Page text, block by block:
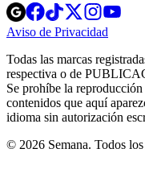
Opens
in
new
Opens
in
new
Opens
in
new
window
Opens
new
window
Aviso de Privacidad
new
Todas las marcas
respectiva o de
Se prohíbe la
contenidos que aquí
idioma sin autorización
© 2026 Semana. Todos los